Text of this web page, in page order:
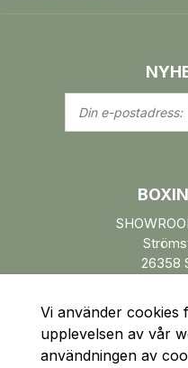
Din
e-
26358
Vi använder cookies
upplevelsen av vår
användningen av